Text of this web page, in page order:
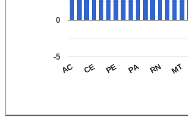
AC CE PE PA RN MT
-5
0